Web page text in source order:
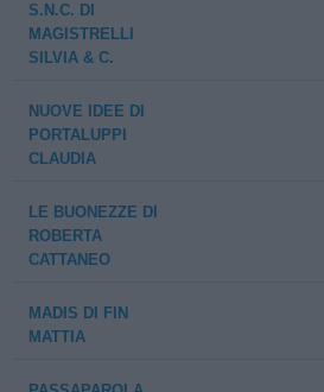
S.N.C. DI
MAGISTRELLI
SILVIA & C.
NUOVE IDEE DI
PORTALUPPI
CLAUDIA
LE BUONEZZE DI
ROBERTA
CATTANEO
MADIS DI FIN
MATTIA